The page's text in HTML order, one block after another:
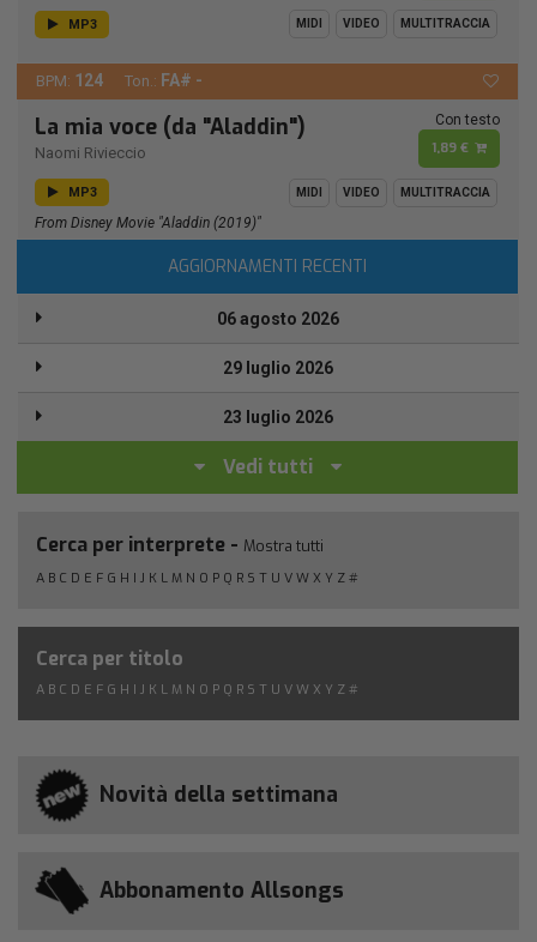
MP3 MIDI VIDEO MULTITRACCIA
BPM: 124 Ton.: FA# -
La mia voce (da "Aladdin")
Naomi Rivieccio
Con testo
1,89 €
MP3 MIDI VIDEO MULTITRACCIA
From Disney Movie "Aladdin (2019)"
AGGIORNAMENTI RECENTI
06 agosto 2026
29 luglio 2026
23 luglio 2026
Vedi tutti
Cerca per interprete - Mostra tutti
A B C D E F G H I J K L M N O P Q R S T U V W X Y Z #
Cerca per titolo
A B C D E F G H I J K L M N O P Q R S T U V W X Y Z #
Novità della settimana
Abbonamento Allsongs